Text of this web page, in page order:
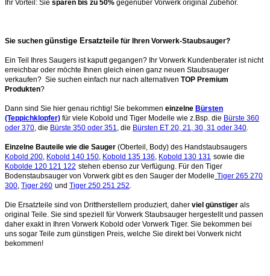
Ihr Vorteil: Sie sparen bis zu 50% gegenüber Vorwerk original Zubehör.
Sie suchen günstige Ersatzteile für Ihren Vorwerk-Staubsauger?
Ein Teil Ihres Saugers ist kaputt gegangen? Ihr Vorwerk Kundenberater ist nicht
erreichbar oder möchte Ihnen gleich einen ganz neuen Staubsauger
verkaufen? Sie suchen einfach nur nach alternativen TOP Premium
Produkten?
Dann sind Sie hier genau richtig! Sie bekommen einzelne Bürsten
(Teppichklopfer) für viele Kobold und Tiger Modelle wie z.Bsp. die Bürste 360
oder 370 , die Bürste 350 oder 351 , die Bürsten ET 20, 21, 30, 31 oder 340
Einzelne Bauteile wie die Sauger (Oberteil, Body) des Handstaubsaugers
Kobold 200 Kobold 140 150 Kobold 135 136 Kobold 130 131 sowie die
Kobolde 120 121 122 stehen ebenso zur Verfügung. Für den Tiger
Bodenstaubsauger von Vorwerk gibt es den Sauger der Modelle Tiger 265 270
300 Tiger 260 und Tiger 250 251 252
Die Ersatzteile sind von Drittherstellern produziert, daher viel günstiger als
original Teile. Sie sind speziell für Vorwerk Staubsauger hergestellt und passen
daher exakt in Ihren Vorwerk Kobold oder Vorwerk Tiger. Sie bekommen bei
uns sogar Teile zum günstigen Preis, welche Sie direkt bei Vorwerk nicht
bekommen!